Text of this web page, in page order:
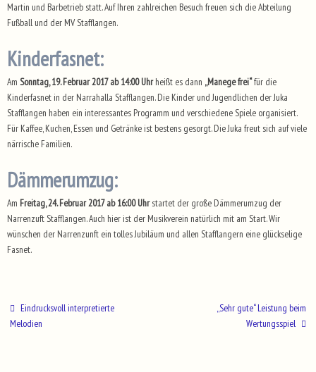
Martin und Barbetrieb statt. Auf Ihren zahlreichen Besuch freuen sich die Abteilung
Fußball und der MV Stafflangen.
Kinderfasnet:
Am Sonntag, 19. Februar 2017 ab 14:00 Uhrheißt es dann „Manege frei“für die
Kinderfasnet in der Narrahalla Stafflangen. Die Kinder und Jugendlichen der Juka
Stafflangen haben ein interessantes Programm und verschiedene Spiele organisiert.
Für Kaffee, Kuchen, Essen und Getränke ist bestens gesorgt. Die Juka freut sich auf viele
närrische Familien.
Dämmerumzug:
Am Freitag, 24. Februar 2017 ab 16:00 Uhrstartet der große Dämmerumzug der
Narrenzuft Stafflangen. Auch hier ist der Musikverein natürlich mit am Start. Wir
wünschen der Narrenzunft ein tolles Jubiläum und allen Stafflangern eine glückselige
Fasnet.
Eindrucksvoll interpretierte
Melodien
„Sehr gute“ Leistung beim
Wertungsspiel